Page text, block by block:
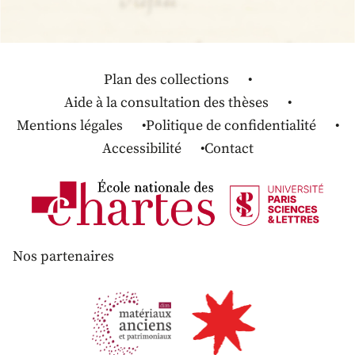
Plan des collections
Aide à la consultation des thèses
Mentions légales
Politique de confidentialité
Accessibilité
Contact
Nos partenaires